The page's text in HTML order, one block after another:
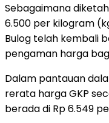
Sebagaimana
6.500 per kilogram
Bulog telah kembali
pengaman harga
Dalam pantauan
rerata harga GKP
berada di Rp 6.549